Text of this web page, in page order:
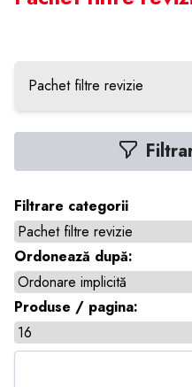
Pachet filtre revizie
Filtrare categorii
Ordonează după:
Produse / pagina: